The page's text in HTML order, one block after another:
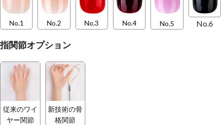
No.1 No.2 No.3 No.4 No.5 No.6
指関節オプション
従来のワイ
ヤー関節
新技術の骨
格関節